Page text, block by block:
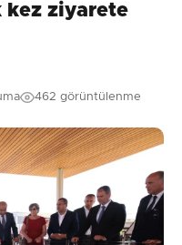
kez ziyarete
462 görüntülenme